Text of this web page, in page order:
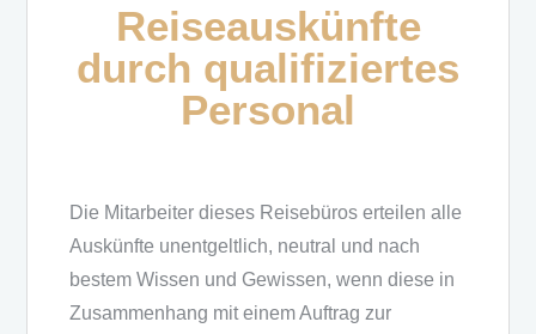
Reiseauskünfte
durch qualifiziertes
Personal
Die Mitarbeiter dieses Reisebüros erteilen alle
Auskünfte unentgeltlich, neutral und nach
bestem Wissen und Gewissen, wenn diese in
Zusammenhang mit einem Auftrag zur